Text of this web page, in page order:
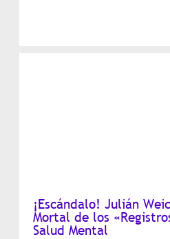
¡Escándalo! Julián
Mortal de los
Salud Mental